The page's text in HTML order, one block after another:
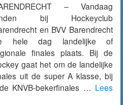
– Vandaag
bij Hockeyclub
en BVV Barendrecht
hele dag landelijke of
finales plaats. Bij de
gaat het om de landelijke
uit de super A klasse, bij
KNVB-bekerfinales … Lees